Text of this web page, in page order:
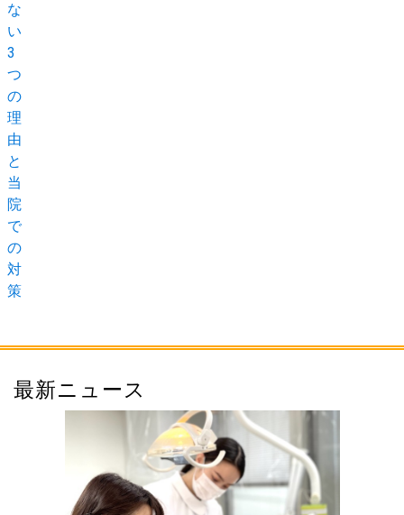
な
い
3
つ
の
理
由
と
当
院
で
の
対
策
最新ニュース